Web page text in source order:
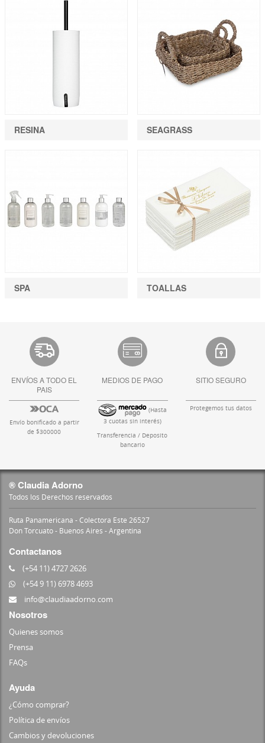
RESINA SEAGRASS
SPA TOALLAS
ENVÍOS A TODO EL
PAIS
Envío bonificado a partir
de $300000
MEDIOS DE PAGO
(Hasta
3 cuotas sin interés)
Transferencia / Deposito
bancario
SITIO SEGURO
Protegemos tus datos
® Claudia Adorno
Todos los Derechos reservados
Ruta Panamericana - Colectora Este 26527
Don Torcuato - Buenos Aires - Argentina
Contactanos
(+54 11) 4727 2626
(+54 9 11) 6978 4693
info@claudiaadorno.com
Nosotros
Quienes somos
Prensa
FAQs
Ayuda
¿Cómo comprar?
Política de envíos
Cambios y devoluciones